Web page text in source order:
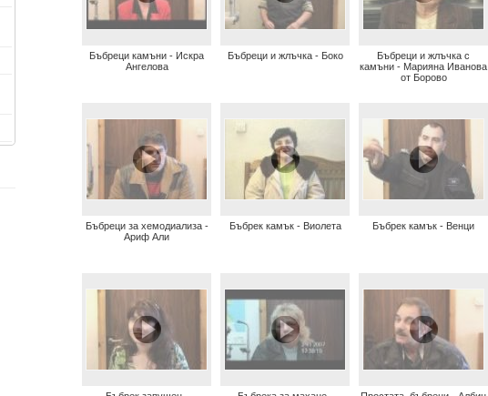
Бъбреци камъни - Искра
Ангелова
Бъбреци и жлъчка - Боко
Бъбреци и жлъчка с
камъни - Марияна Иванова
от Борово
Бъбреци за хемодиализа -
Ариф Али
Бъбрек камък - Виолета Бъбрек камък - Венци